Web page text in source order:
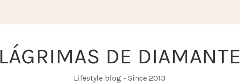
LÁGRIMAS DE DIAMANTE
Lifestyle blog - Since 2013